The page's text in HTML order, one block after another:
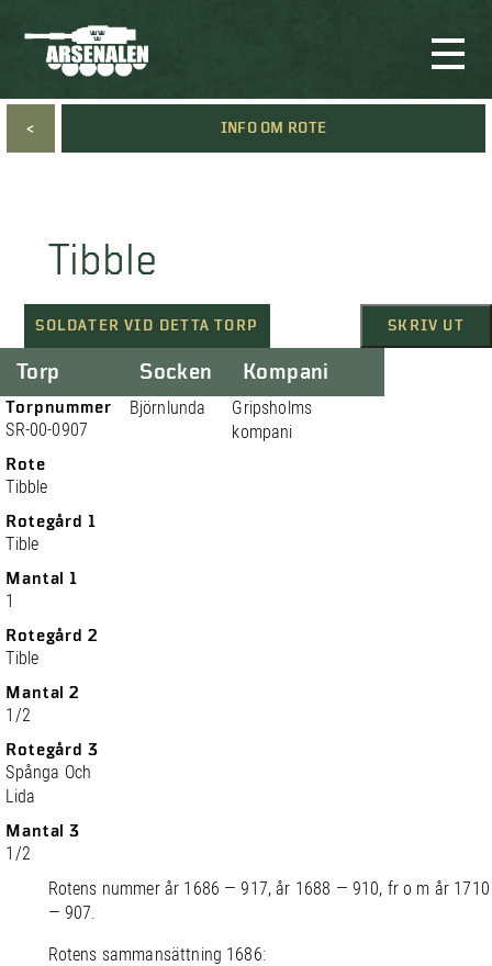
< INFO OM ROTE
Tibble
SOLDATER VID DETTA TORP SKRIV UT
Torp
Torpnummer
SR-00-0907
Rote
Tibble
Rotegård 1
Tible
Mantal 1
1
Rotegård 2
Tible
Mantal 2
1/2
Rotegård 3
Spånga Och
Lida
Mantal 3
1/2
Socken
Björnlunda
Kompani
Gripsholms
kompani
Rotens nummer år 1686 — 917, år 1688 — 910, fr o m år 1710
— 907.
Rotens sammansättning 1686: